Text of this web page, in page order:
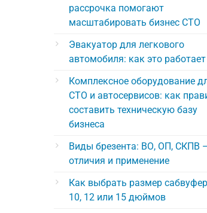
рассрочка помогают
масштабировать бизнес СТО
Эвакуатор для легкового
автомобиля: как это работает
Комплексное оборудование
СТО и автосервисов: как
составить техническую базу
бизнеса
Виды брезента: ВО, ОП, СКПВ
отличия и применение
Как выбрать размер
10, 12 или 15 дюймов